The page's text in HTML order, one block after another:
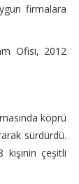
firmalara
Ofisi, 2012
köprü
sürdürdü.
kişinin çeşitli